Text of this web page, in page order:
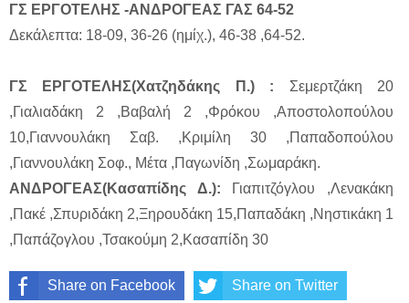
ΓΣ ΕΡΓΟΤΕΛΗΣ -ΑΝΔΡΟΓΕΑΣ ΓΑΣ 64-52
Δεκάλεπτα: 18-09, 36-26 (ημίχ.), 46-38 ,64-52.
ΓΣ ΕΡΓΟΤΕΛΗΣ(Χατζηδάκης Π.) : Σεμερτζάκη 20
,Γιαλιαδάκη 2 ,Βαβαλή 2 ,Φρόκου ,Αποστολοπούλου
10,Γιαννουλάκη Σαβ. ,Κριμίλη 30 ,Παπαδοπούλου
,Γιαννουλάκη Σοφ., Μέτα ,Παγωνίδη ,Σωμαράκη.
ΑΝΔΡΟΓΕΑΣ(Κασαπίδης Δ.): Γιαπιτζόγλου ,Λενακάκη
,Πακέ ,Σπυριδάκη 2,Ξηρουδάκη 15,Παπαδάκη ,Νηστικάκη 1
,Παπάζογλου ,Τσακούμη 2,Κασαπίδη 30
Share on Facebook Share on Twitter